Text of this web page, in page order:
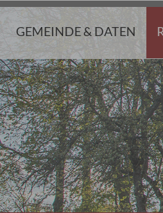
GEMEINDE & DATEN